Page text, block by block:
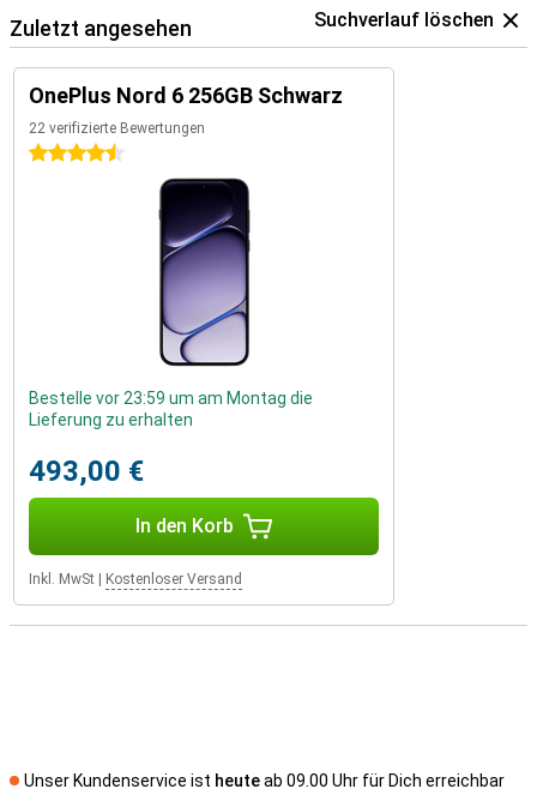
Zuletzt angesehen Suchverlauf löschen
OnePlus Nord 6 256GB Schwarz
22 verifizierte Bewertungen
4.5 Sterne
Bestelle vor 23:59 um am Montag die
Lieferung zu erhalten
493,00 €
In den Korb
Inkl. MwSt Kostenloser Versand
Unser Kundenservice ist heuteab 09.00 Uhr für Dich erreichbar